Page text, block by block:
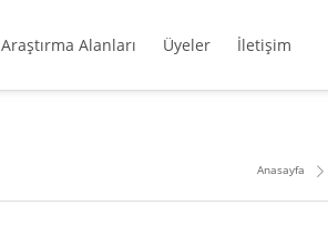
Araştırma Alanları Üyeler İletişim
Anasayfa